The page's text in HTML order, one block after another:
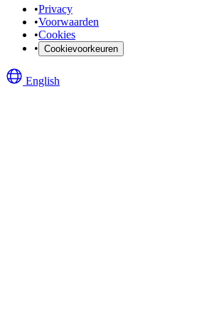
•Privacy
•Voorwaarden
•Cookies
• Cookievoorkeuren
English